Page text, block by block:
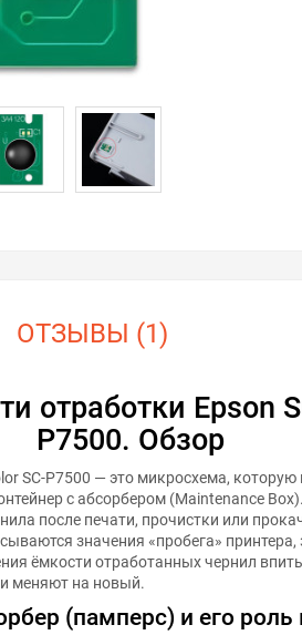
ОТЗЫВЫ (1)
отработки Epson
P7500. Обзор
SC-P7500 — это микросхема, которую
с абсорбером (Maintenance
после печати, прочистки или
значения «пробега»
ёмкости отработанных чернил
меняют на новый.
(памперс) и его роль